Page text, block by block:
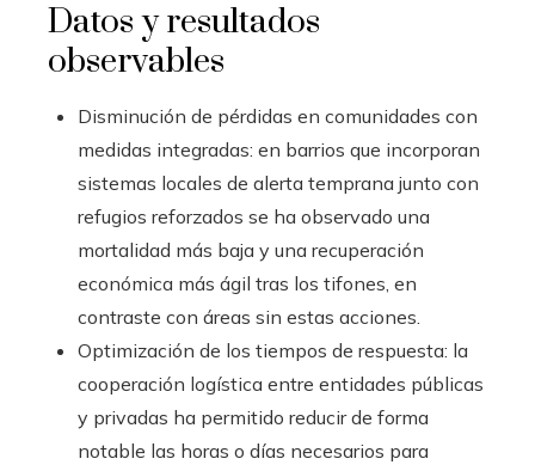
Datos y resultados
observables
Disminución de pérdidas en comunidades con
medidas integradas: en barrios que incorporan
sistemas locales de alerta temprana junto con
refugios reforzados se ha observado una
mortalidad más baja y una recuperación
económica más ágil tras los tifones, en
contraste con áreas sin estas acciones.
Optimización de los tiempos de respuesta: la
cooperación logística entre entidades públicas
y privadas ha permitido reducir de forma
notable las horas o días necesarios para